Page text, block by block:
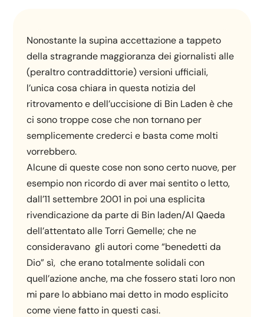
Nonostante la supina accettazione a tappeto
della stragrande maggioranza dei giornalisti alle
(peraltro contraddittorie) versioni ufficiali,
l’unica cosa chiara in questa notizia del
ritrovamento e dell’uccisione di Bin Laden è che
ci sono troppe cose che non tornano per
semplicemente crederci e basta come molti
vorrebbero.
Alcune di queste cose non sono certo nuove, per
esempio non ricordo di aver mai sentito o letto,
dall’11 settembre 2001 in poi una esplicita
rivendicazione da parte di Bin laden/Al Qaeda
dell’attentato alle Torri Gemelle; che ne
consideravano gli autori come “benedetti da
Dio” sì, che erano totalmente solidali con
quell’azione anche, ma che fossero stati loro non
mi pare lo abbiano mai detto in modo esplicito
come viene fatto in questi casi.